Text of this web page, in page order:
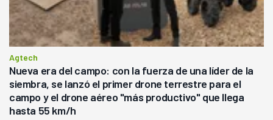
Agtech
Nueva era del campo: con la fuerza de una líder de la
siembra, se lanzó el primer drone terrestre para el
campo y el drone aéreo "más productivo" que llega
hasta 55 km/h